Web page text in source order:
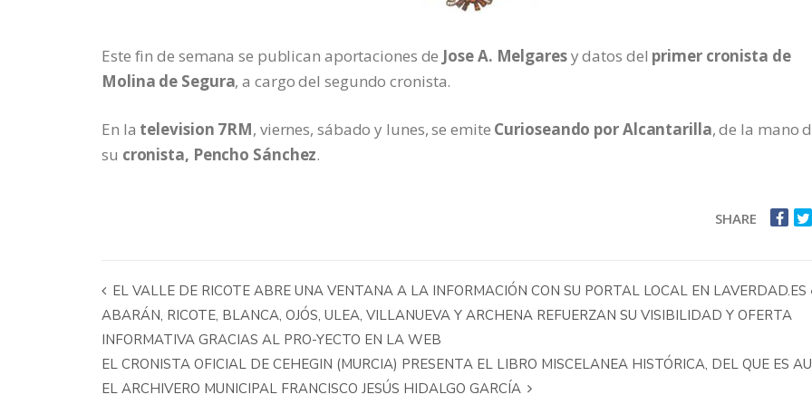
Este fin de semana se publican aportaciones de Jose A. Melgaresy datos del primer cronista de
Molina de Segura, a cargo del segundo cronista.
En la television 7RM, viernes, sábado y lunes, se emite Curioseando por Alcantarilla, de la mano
su cronista, Pencho Sánchez.
SHARE
EL VALLE DE RICOTE ABRE UNA VENTANA A LA INFORMACIÓN CON SU PORTAL LOCAL EN LAVERDAD.ES
ABARÁN, RICOTE, BLANCA, OJÓS, ULEA, VILLANUEVA Y ARCHENA REFUERZAN SU VISIBILIDAD Y OFERTA
INFORMATIVA GRACIAS AL PRO-YECTO EN LA WEB
EL CRONISTA OFICIAL DE CEHEGIN (MURCIA) PRESENTA EL LIBRO MISCELANEA HISTÓRICA, DEL QUE ES
EL ARCHIVERO MUNICIPAL FRANCISCO JESÚS HIDALGO GARCÍA